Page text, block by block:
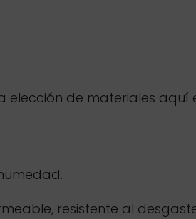
de materiales aquí
resistente al